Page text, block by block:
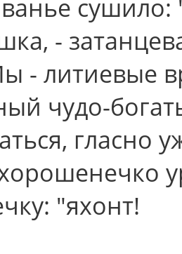
-
- литиевые
чудо-
гласно
"яхонт!